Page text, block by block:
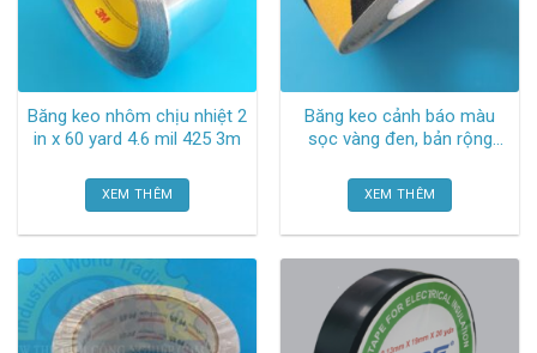
Băng keo nhôm chịu nhiệt 2
in x 60 yard 4.6 mil 425 3m
XEM THÊM
Băng keo cảnh báo màu
sọc vàng đen, bản rộng
Heskins
XEM THÊM